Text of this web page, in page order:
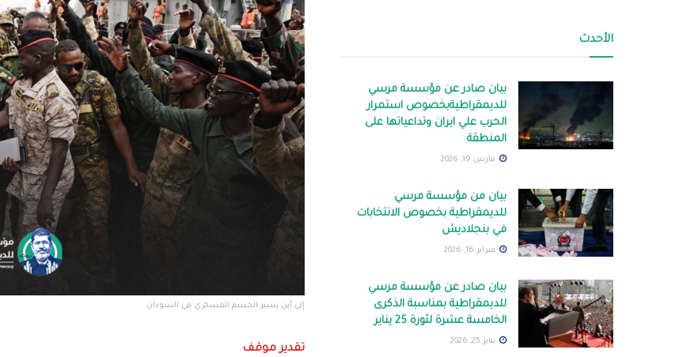
إلى أين يسير الحسم العسكري في السودان
تقدير موقف
الأحدث
بيان صادر عن مؤسسة مرسي
للديمقراطيةبخصوص استمرار
الحرب علي ايران وتداعياتها على
المنطقة
مارس 19, 2026
بيان من مؤسسة مرسي
للديمقراطية بخصوص الانتخابات
في بنجلاديش
فبراير 16, 2026
بيان صادر عن مؤسسة مرسي
للديمقراطية بمناسبة الذكرى
الخامسة عشرة لثورة 25 يناير
يناير 25, 2026